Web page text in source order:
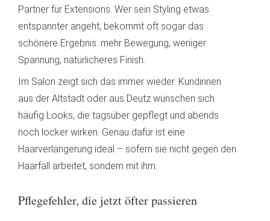
Partner für Extensions. Wer sein Styling etwas
entspannter angeht, bekommt oft sogar das
schönere Ergebnis: mehr Bewegung, weniger
Spannung, natürlicheres Finish.
Im Salon zeigt sich das immer wieder. Kundinnen
aus der Altstadt oder aus Deutz wünschen sich
häufig Looks, die tagsüber gepflegt und abends
noch locker wirken. Genau dafür ist eine
Haarverlängerung ideal – sofern sie nicht gegen den
Haarfall arbeitet, sondern mit ihm.
Pflegefehler, die jetzt öfter passieren